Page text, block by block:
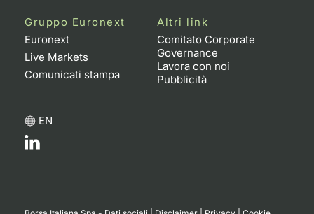
Gruppo Euronext
Euronext
Live Markets
Comunicati stampa
Altri link
Comitato Corporate
Governance
Lavora con noi
Pubblicità
EN